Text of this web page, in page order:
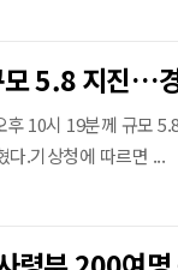
5.8 지진…
10시 19분께 규모
다.기상청에 따르면 ...